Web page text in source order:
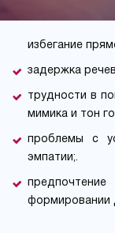
избегание
задержка
трудности в
мимика и тон
проблемы с
эмпатии;.
формировании